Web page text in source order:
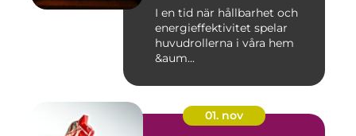
I en tid när hållbarhet och
energieffektivitet spelar
huvudrollerna i våra hem
&aum...
01. nov